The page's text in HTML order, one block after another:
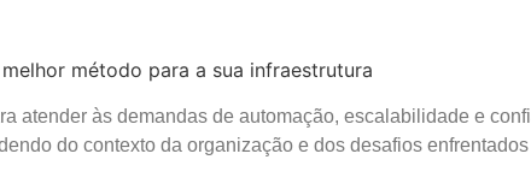
atender às demandas de automação, escalabilidade e
do contexto da organização e dos desafios